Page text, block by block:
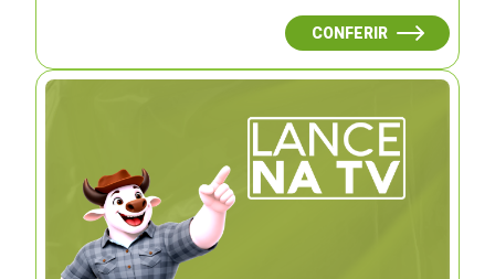
CONFERIR